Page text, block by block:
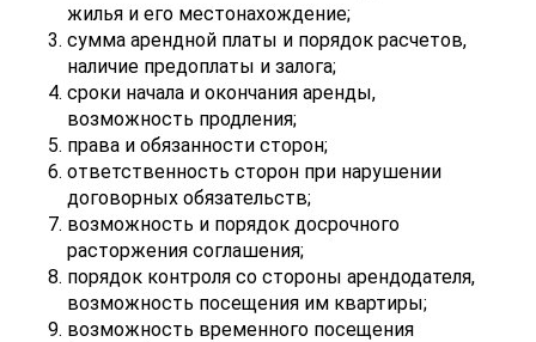
жилья и его местонахождение;
сумма арендной платы и порядок расчетов,
наличие предоплаты и залога;
сроки начала и окончания аренды,
возможность продления;
права и обязанности сторон;
ответственность сторон при нарушении
договорных обязательств;
возможность и порядок досрочного
расторжения соглашения;
порядок контроля со стороны арендодателя,
возможность посещения им квартиры;
возможность временного посещения